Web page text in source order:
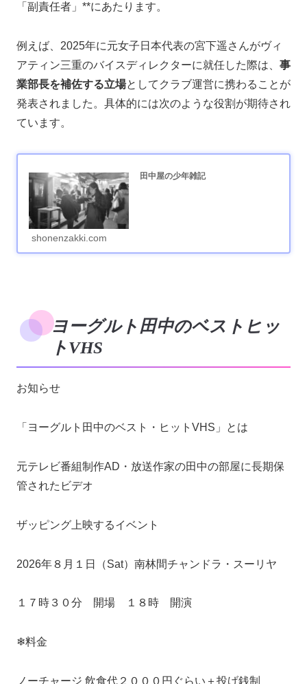
「副責任者」**にあたります。
例えば、2025年に元女子日本代表の宮下遥さんがヴィ
アティン三重のバイスディレクターに就任した際は、 事
業部長を補佐する立場としてクラブ運営に携わることが
発表されました。具体的には次のような役割が期待され
ています。
田中屋の少年雑記
shonenzakki.com
ヨーグルト田中のベストヒッ
トVHS
お知らせ
「ヨーグルト田中のベスト・ヒットVHS」とは
元テレビ番組制作AD・放送作家の田中の部屋に長期保
管されたビデオ
ザッピング上映するイベント
2026年８月１日（Sat）南林間チャンドラ・スーリヤ
１７時３０分 開場 １８時 開演
❄料金
ノーチャージ 飲食代２０００円ぐらい＋投げ銭制